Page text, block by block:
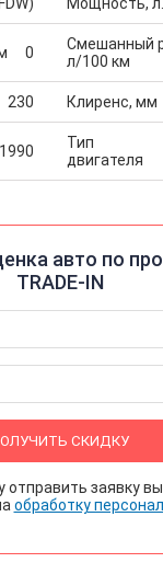
0
Смешанный
л/100 км
230 Клиренс, мм
1990
Тип
двигателя
авто по
TRADE-IN
СКИДКУ
отправить заявку вы
обработку